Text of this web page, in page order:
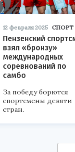
12 февраля 2025 СПОРТ
Пензенский
взял «бронзу»
международных
соревнований по
самбо
За победу борются
спортсмены девяти
стран.